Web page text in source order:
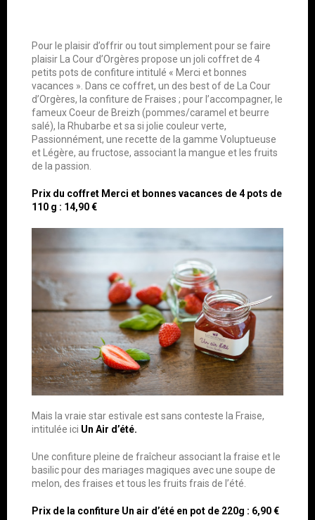
Pour le plaisir d’offrir ou tout simplement pour se faire
plaisir La Cour d’Orgères propose un joli coffret de 4
petits pots de confiture intitulé « Merci et bonnes
vacances ». Dans ce coffret, un des best of de La Cour
d’Orgères, la confiture de Fraises ; pour l’accompagner, le
fameux Coeur de Breizh (pommes/caramel et beurre
salé), la Rhubarbe et sa si jolie couleur verte,
Passionnément, une recette de la gamme Voluptueuse
et Légère, au fructose, associant la mangue et les fruits
de la passion.
Prix du coffret Merci et bonnes vacances de 4 pots de
110 g : 14,90 €
Mais la vraie star estivale est sans conteste la Fraise,
intitulée ici Un Air d’été.
Une confiture pleine de fraîcheur associant la fraise et le
basilic pour des mariages magiques avec une soupe de
melon, des fraises et tous les fruits frais de l’été.
Prix de la confiture Un air d’été en pot de 220g : 6,90 €